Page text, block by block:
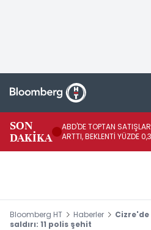
SON
DAKİKA
ABD'DE TOPTAN
ARTTI, BEKLENTİ YÜZDE
Bloomberg HT Haberler
saldırı: 11 polis şehit